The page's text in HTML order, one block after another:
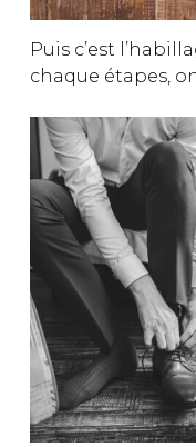
Puis c’est
chaque étapes,